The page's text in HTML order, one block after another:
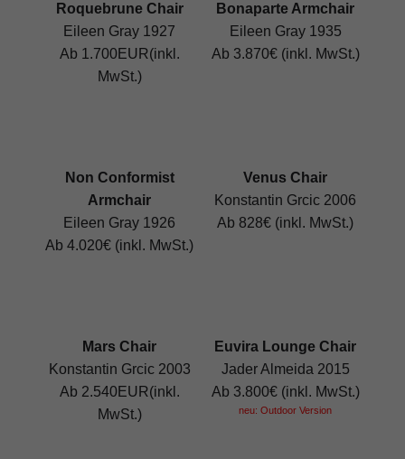
Roquebrune Chair
Eileen Gray 1927
Ab 1.700EUR(inkl.
MwSt.)
Bonaparte Armchair
Eileen Gray 1935
Ab 3.870€ (inkl. MwSt.)
Non Conformist
Armchair
Eileen Gray 1926
Ab 4.020€ (inkl. MwSt.)
Venus Chair
Konstantin Grcic 2006
Ab 828€ (inkl. MwSt.)
Mars Chair
Konstantin Grcic 2003
Ab 2.540EUR(inkl.
MwSt.)
Euvira Lounge Chair
Jader Almeida 2015
Ab 3.800€ (inkl. MwSt.)
neu: Outdoor Version